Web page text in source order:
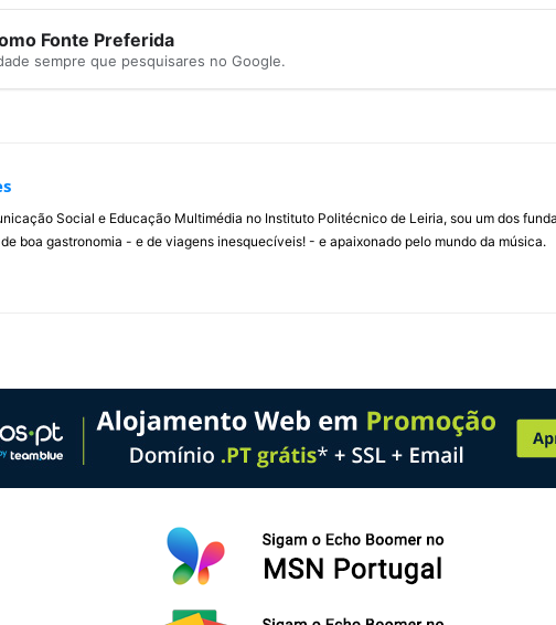
Fonte Preferida
sempre que pesquisares no Google.
Social e Educação Multimédia no Instituto Politécnico de Leiria, sou um dos
boa gastronomia - e de viagens inesquecíveis! - e apaixonado pelo mundo da música.